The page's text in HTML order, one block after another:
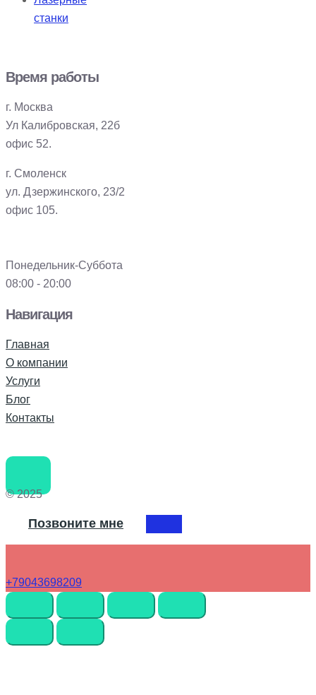
станки
Время работы
г. Москва
Ул Калибровская, 22б
офис 52.
г. Смоленск
ул. Дзержинского, 23/2
офис 105.
Понедельник-Суббота
08:00 - 20:00
Навигация
Главная
О компании
Услуги
Блог
Контакты
© 2025
Позвоните мне
+79043698209